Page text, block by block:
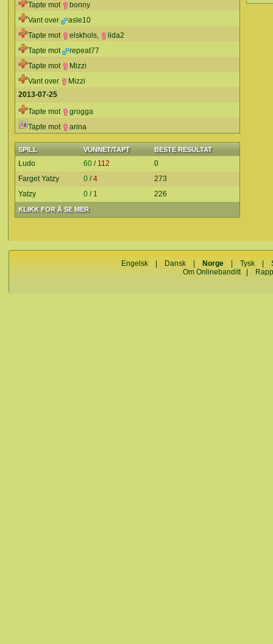
Tapte mot
bonny
Vant over
asle10
Tapte mot
elskhols,
lida2
Tapte mot
repeat77
Tapte mot
Mizzi
Vant over
Mizzi
2013-07-25
Tapte mot
grogga
Tapte mot
arina
SPILL VUNNET/TAPT BESTE RESULTAT
KLIKK FOR Å SE MER
Ludo 60 / 112
0
Farget Yatzy
0 /4
273
Yatzy
0 / 1 226
Engelsk Dansk Norge |Tysk |
Om Onlinebanditt|